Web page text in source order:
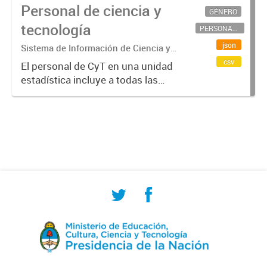
Personal de ciencia y
tecnología
Sistema de Información de Ciencia y
Tecnología Argentino (SICYTAR)
El personal de CyT en una unidad
estadística incluye a todas las
personas involucradas
GÉNERO
PERSONAL CIENTÍFICO-TECNOLÓGICO
json
csv